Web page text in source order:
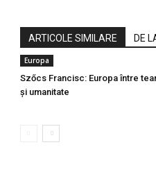
ARTICOLE SIMILARE DE
Europa
Szőcs Francisc: Europa între
și umanitate